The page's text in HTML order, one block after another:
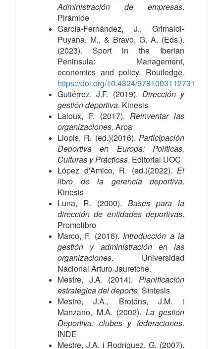
Administración de empresas.
Pirámide
García-Fernández, J., Grimaldi-
Puyana, M., & Bravo, G. A. (Eds.).
(2023). Sport in the Iberian
Peninsula: Management,
economics and policy. Routledge.
https://doi.org/10.4324/9781003112731
Gutiérrez, J.F. (2019). Dirección y
gestión deportiva. Kinesis
Laloux, F. (2017). Reinventar las
organizaciones. Arpa
Llopis, R. (ed.)(2016). Participación
Deportiva en Europa: Políticas,
Culturas y Prácticas. Editorial UOC
López d'Amico, R. (ed.)(2022). El
libro de la gerencia deportiva.
Kinesis
Luna, R. (2000). Bases para la
dirección de entidades deportivas.
Promolibro
Marco, F. (2016). Introducción a la
gestión y administración en las
organizaciones. Universidad
Nacional Arturo Jauretche.
Mestre, J.A. (2014). Planificación
estratégica del deporte. Síntesis
Mestre, J.A., Brotóns, J.M. i
Manzano, M.A. (2002). La gestión
Deportiva: clubes y federaciones.
INDE